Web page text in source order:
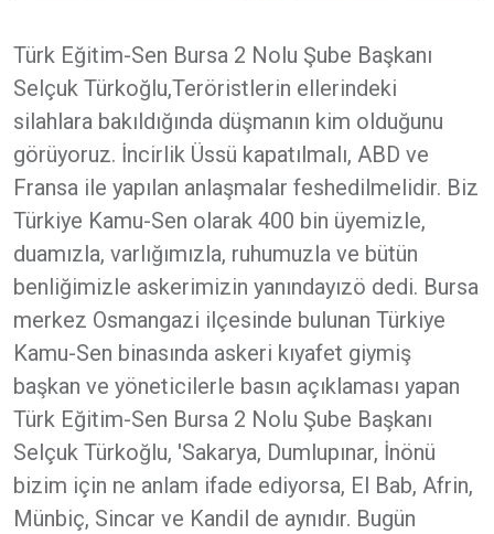
Türk Eğitim-Sen Bursa 2 Nolu Şube Başkanı
Selçuk Türkoğlu,Teröristlerin ellerindeki
silahlara bakıldığında düşmanın kim olduğunu
görüyoruz. İncirlik Üssü kapatılmalı, ABD ve
Fransa ile yapılan anlaşmalar feshedilmelidir. Biz
Türkiye Kamu-Sen olarak 400 bin üyemizle,
duamızla, varlığımızla, ruhumuzla ve bütün
benliğimizle askerimizin yanındayızö dedi. Bursa
merkez Osmangazi ilçesinde bulunan Türkiye
Kamu-Sen binasında askeri kıyafet giymiş
başkan ve yöneticilerle basın açıklaması yapan
Türk Eğitim-Sen Bursa 2 Nolu Şube Başkanı
Selçuk Türkoğlu, 'Sakarya, Dumlupınar, İnönü
bizim için ne anlam ifade ediyorsa, El Bab, Afrin,
Münbiç, Sincar ve Kandil de aynıdır. Bugün